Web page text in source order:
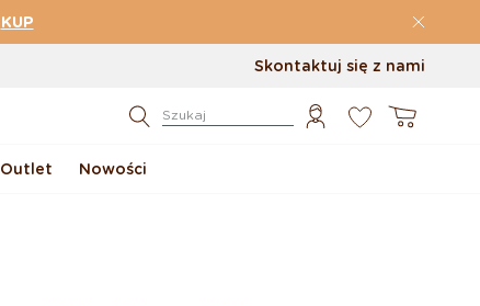
KUP
Skontaktuj się z nami
Szukaj Koszyk
Outlet Nowości